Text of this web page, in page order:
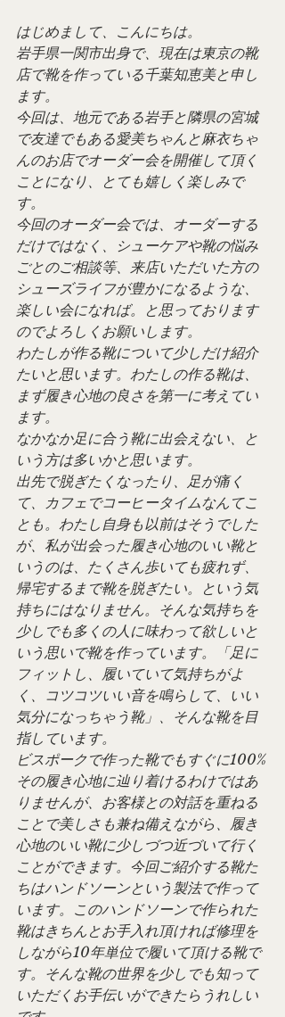
はじめまして、こんにちは。
岩手県一関市出身で、現在は東京の靴
店で靴を作っている千葉知恵美と申し
ます。
今回は、地元である岩手と隣県の宮城
で友達でもある愛美ちゃんと麻衣ちゃ
んのお店でオーダー会を開催して頂く
ことになり、とても嬉しく楽しみで
す。
今回のオーダー会では、オーダーする
だけではなく、シューケアや靴の悩み
ごとのご相談等、来店いただいた方の
シューズライフが豊かになるような、
楽しい会になれば。と思っております
のでよろしくお願いします。
わたしが作る靴について少しだけ紹介
たいと思います。わたしの作る靴は、
まず履き心地の良さを第一に考えてい
ます。
なかなか足に合う靴に出会えない、と
いう方は多いかと思います。
出先で脱ぎたくなったり、足が痛く
て、カフェでコーヒータイムなんてこ
とも。わたし自身も以前はそうでした
が、私が出会った履き心地のいい靴と
いうのは、たくさん歩いても疲れず、
帰宅するまで靴を脱ぎたい。という気
持ちにはなりません。そんな気持ちを
少しでも多くの人に味わって欲しいと
いう思いで靴を作っています。「足に
フィットし、履いていて気持ちがよ
く、コツコツいい音を鳴らして、いい
気分になっちゃう靴」、そんな靴を目
指しています。
ビスポークで作った靴でもすぐに100%
その履き心地に辿り着けるわけではあ
りませんが、お客様との対話を重ねる
ことで美しさも兼ね備えながら、履き
心地のいい靴に少しづつ近づいて行く
ことができます。今回ご紹介する靴た
ちはハンドソーンという製法で作って
います。このハンドソーンで作られた
靴はきちんとお手入れ頂ければ修理を
しながら10年単位で履いて頂ける靴で
す。そんな靴の世界を少しでも知って
いただくお手伝いができたらうれしい